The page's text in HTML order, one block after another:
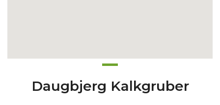
Daugbjerg Kalkgruber